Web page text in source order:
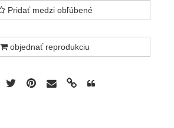
Pridať medzi obľúbené
objednať reprodukciu